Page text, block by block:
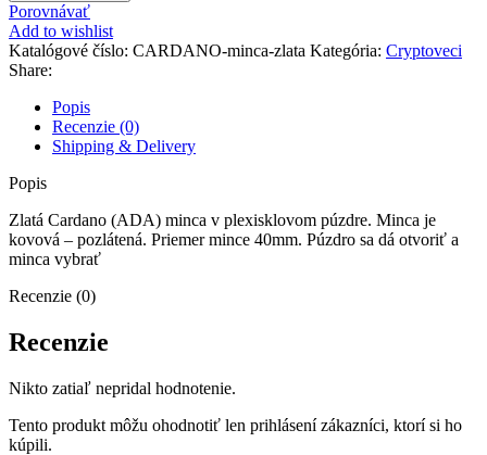
Porovnávať
Add to wishlist
Katalógové číslo: CARDANO-minca-zlata Kategória: Cryptoveci
Share:
Popis
Recenzie (0)
Shipping & Delivery
Popis
Zlatá Cardano (ADA) minca v plexisklovom púzdre. Minca je
kovová – pozlátená. Priemer mince 40mm. Púzdro sa dá otvoriť a
minca vybrať
Recenzie (0)
Recenzie
Nikto zatiaľ nepridal hodnotenie.
Tento produkt môžu ohodnotiť len prihlásení zákazníci, ktorí si ho
kúpili.